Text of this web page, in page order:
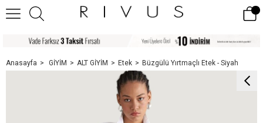
Anasayfa GİYİM ALT GİYİM Etek Büzgülü Yırtmaçlı Etek - Siyah